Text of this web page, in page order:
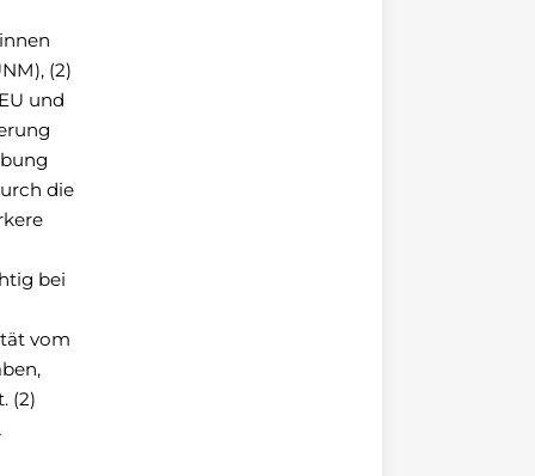
(2)
und
die
bei
vom
(2)